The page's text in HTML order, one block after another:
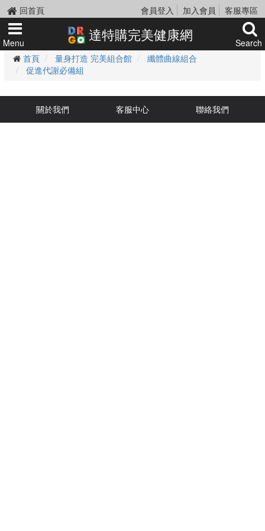
回首頁 會員登入 加入會員 客服專區
Menu 達特購完美健康網
Search
首頁
量身打造 完美組合館
纖體曲線組合
促進代謝必備組
關於我們 客服中心 聯絡我們